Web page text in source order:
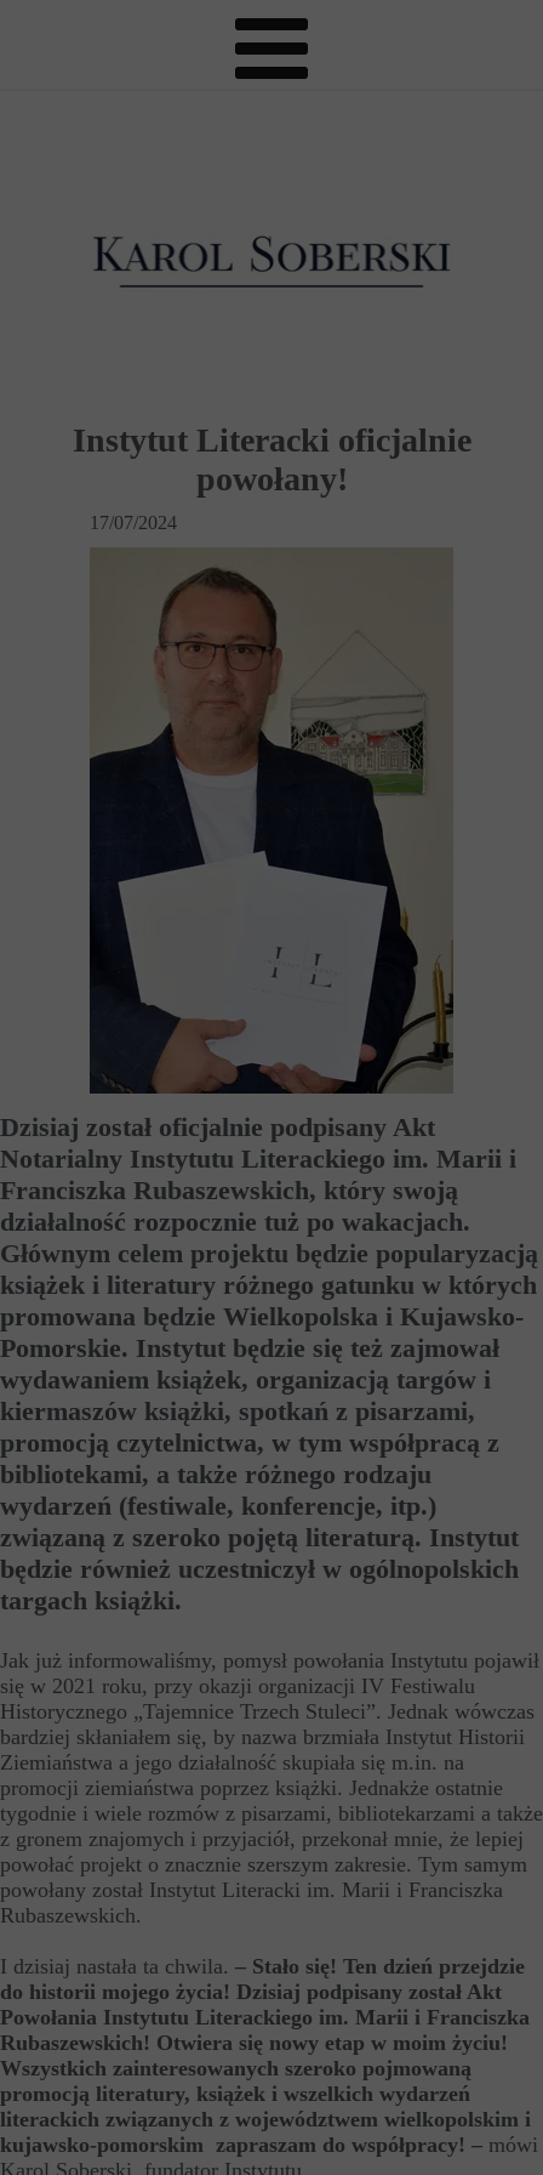
17/07/2024
Instytut Literacki oficjalnie
powołany!
Dzisiaj został oficjalnie podpisany Akt
Notarialny Instytutu Literackiego im. Marii i
Franciszka Rubaszewskich, który swoją
działalność rozpocznie tuż po wakacjach.
Głównym celem projektu będzie popularyzacją
książek i literatury różnego gatunku w których
promowana będzie Wielkopolska i Kujawsko-
Pomorskie. Instytut będzie się też zajmował
wydawaniem książek, organizacją targów i
kiermaszów książki, spotkań z pisarzami,
promocją czytelnictwa, w tym współpracą z
bibliotekami, a także różnego rodzaju
wydarzeń (festiwale, konferencje, itp.)
związaną z szeroko pojętą literaturą. Instytut
będzie również uczestniczył w ogólnopolskich
targach książki.
Jak już informowaliśmy, pomysł powołania Instytutu pojawił
się w 2021 roku, przy okazji organizacji IV Festiwalu
Historycznego „Tajemnice Trzech Stuleci”. Jednak wówczas
bardziej skłaniałem się, by nazwa brzmiała Instytut Historii
Ziemiaństwa a jego działalność skupiała się m.in. na
promocji ziemiaństwa poprzez książki. Jednakże ostatnie
tygodnie i wiele rozmów z pisarzami, bibliotekarzami a także
z gronem znajomych i przyjaciół, przekonał mnie, że lepiej
powołać projekt o znacznie szerszym zakresie. Tym samym
powołany został Instytut Literacki im. Marii i Franciszka
Rubaszewskich.
I dzisiaj nastała ta chwila. – Stało się! Ten dzień przejdzie
do historii mojego życia! Dzisiaj podpisany został Akt
Powołania Instytutu Literackiego im. Marii i Franciszka
Rubaszewskich! Otwiera się nowy etap w moim życiu!
Wszystkich zainteresowanych szeroko pojmowaną
promocją literatury, książek i wszelkich wydarzeń
literackich związanych z województwem wielkopolskim i
kujawsko-pomorskim zapraszam do współpracy! – mówi
Karol Soberski, fundator Instytutu.